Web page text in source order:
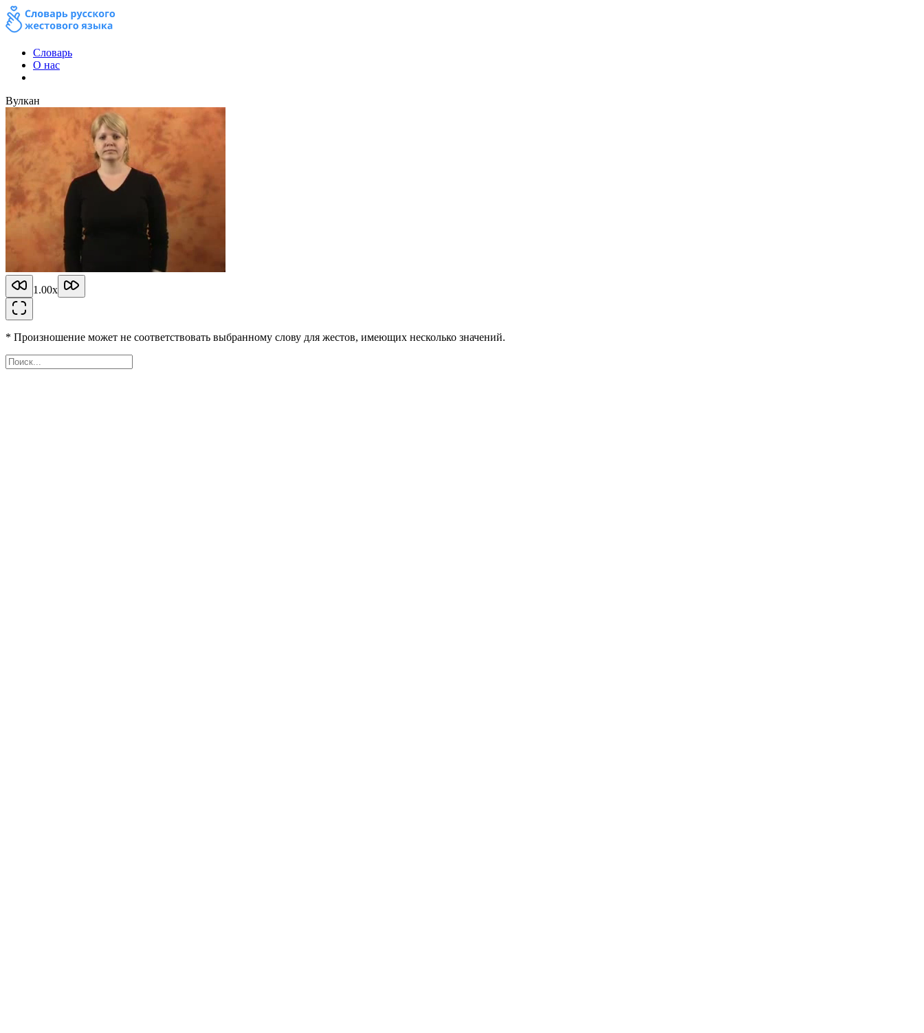
Словарь
О нас
Вулкан
1.00x
* Произношение может не соответствовать выбранному слову для жестов, имеющих несколько значений.